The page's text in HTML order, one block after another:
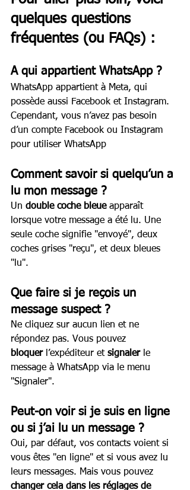
quelques questions
fréquentes (ou FAQs) :
A qui appartient WhatsApp ?
WhatsApp appartient à Meta, qui
possède aussi Facebook et Instagram.
Cependant, vous n’avez pas besoin
d’un compte Facebook ou Instagram
pour utiliser WhatsApp
Comment savoir si quelqu’un a
lu mon message ?
Un double coche bleue apparaît
lorsque votre message a été lu. Une
seule coche signifie "envoyé", deux
coches grises "reçu", et deux bleues
"lu".
Que faire si je reçois un
message suspect ?
Ne cliquez sur aucun lien et ne
répondez pas. Vous pouvez
bloquer l’expéditeur et signaler le
message à WhatsApp via le menu
"Signaler".
Peut-on voir si je suis en ligne
ou si j’ai lu un message ?
Oui, par défaut, vos contacts voient si
vous êtes "en ligne" et si vous avez lu
leurs messages. Mais vous pouvez
changer cela dans les réglages de